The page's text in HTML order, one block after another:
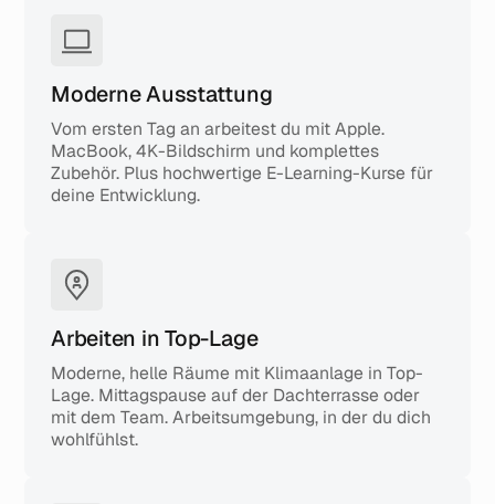
Moderne Ausstattung
Vom ersten Tag an arbeitest du mit Apple.
MacBook, 4K-Bildschirm und komplettes
Zubehör. Plus hochwertige E-Learning-Kurse für
deine Entwicklung.
Arbeiten in Top-Lage
Moderne, helle Räume mit Klimaanlage in Top-
Lage. Mittagspause auf der Dachterrasse oder
mit dem Team. Arbeitsumgebung, in der du dich
wohlfühlst.